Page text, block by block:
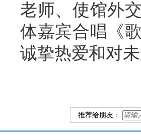
老师、使馆外
体嘉宾合唱《
诚挚热爱和对
推荐给朋友：